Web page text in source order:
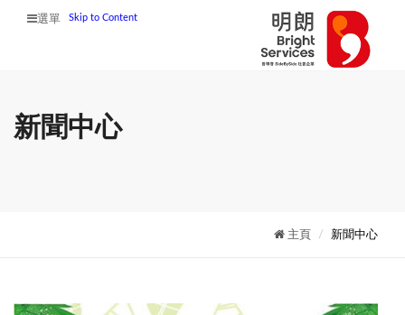
選單 Skip to Content
新聞中心
主頁 新聞中心